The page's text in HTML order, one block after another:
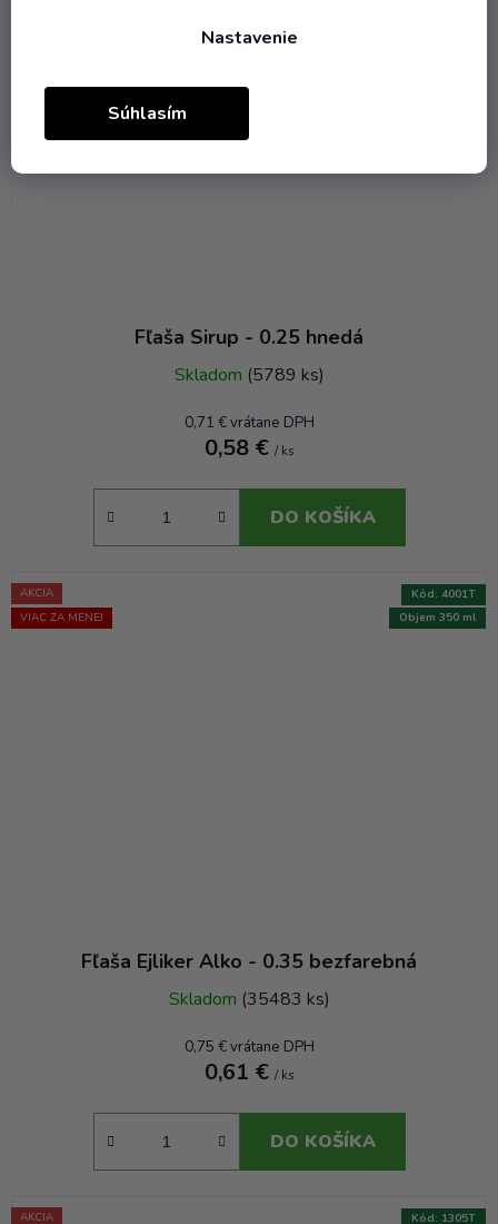
Nastavenie
Súhlasím
Fľaša Sirup - 0.25 hnedá
Skladom (5789 ks)
0,71 € vrátane DPH
0,58 € / ks
DO KOŠÍKA
AKCIA
VIAC ZA MENEJ
Fľaša Ejliker Alko - 0.35 bezfarebná
Skladom (35483 ks)
0,75 € vrátane DPH
0,61 € / ks
DO KOŠÍKA
Objem 350 ml
Kód: 4001T
AKCIA
Kód: 1305T